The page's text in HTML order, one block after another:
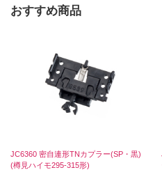
おすすめ商品
JC6360 密自連形TNカプラー(SP・黒)
(樽見ハイモ295-315形)